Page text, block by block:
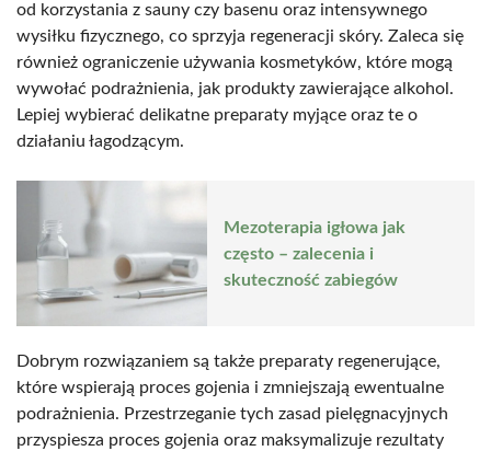
od korzystania z sauny czy basenu oraz intensywnego
wysiłku fizycznego, co sprzyja regeneracji skóry. Zaleca się
również ograniczenie używania kosmetyków, które mogą
wywołać podrażnienia, jak produkty zawierające alkohol.
Lepiej wybierać delikatne preparaty myjące oraz te o
działaniu łagodzącym.
Mezoterapia igłowa jak
często – zalecenia i
skuteczność zabiegów
Dobrym rozwiązaniem są także preparaty regenerujące,
które wspierają proces gojenia i zmniejszają ewentualne
podrażnienia. Przestrzeganie tych zasad pielęgnacyjnych
przyspiesza proces gojenia oraz maksymalizuje rezultaty